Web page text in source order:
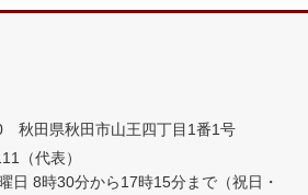
秋田県秋田市山王四丁目1番1号
（代表）
日 8時30分から17時15分まで （祝日・